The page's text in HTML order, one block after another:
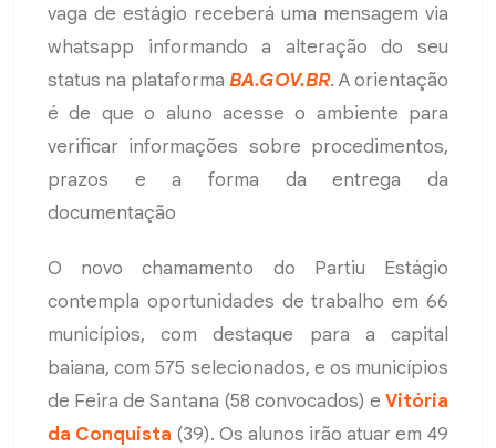
vaga de estágio receberá uma mensagem via
whatsapp informando a alteração do seu
status na plataforma BA.GOV.BR. A orientação
é de que o aluno acesse o ambiente para
verificar informações sobre procedimentos,
prazos e a forma da entrega da
documentação
O novo chamamento do Partiu Estágio
contempla oportunidades de trabalho em 66
municípios, com destaque para a capital
baiana, com 575 selecionados, e os municípios
de Feira de Santana (58 convocados) e Vitória
da Conquista (39). Os alunos irão atuar em 49